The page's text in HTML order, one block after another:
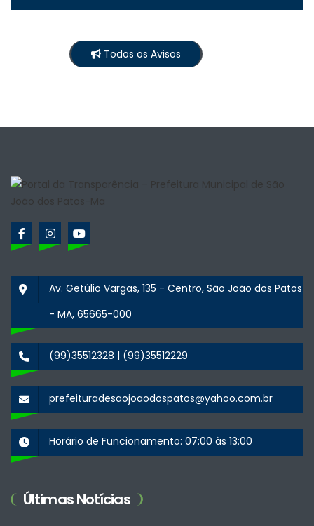
Todos os Avisos
Av. Getúlio Vargas, 135 - Centro, São João dos Patos
- MA, 65665-000
(99)35512328 | (99)35512229
prefeituradesaojoaodospatos@yahoo.com.br
Horário de Funcionamento: 07:00 às 13:00
Últimas Notícias